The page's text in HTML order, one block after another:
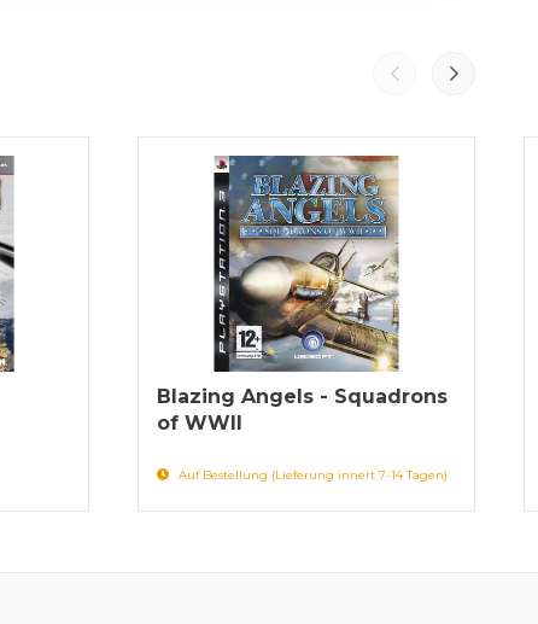
Blazing Angels - Squadrons
of WWII
Auf Bestellung (Lieferung innert 7-14 Tagen)